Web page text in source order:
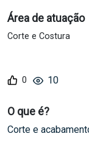
Área de atuação
Corte e Costura
10
O que é?
Corte e